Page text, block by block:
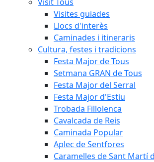
Visites guiades
Llocs d'interès
Caminades i itineraris
Cultura, festes i tradicions
Festa Major de Tous
Setmana GRAN de Tous
Festa Major del Serral
Festa Major d'Estiu
Trobada Fillolenca
Cavalcada de Reis
Caminada Popular
Aplec de Sentfores
Caramelles de Sant Martí